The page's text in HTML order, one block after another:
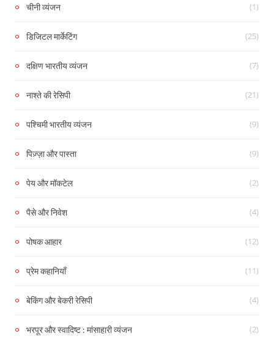
चीनी व्यंजन (1)
डिजिटल मार्केटिंग (25)
दक्षिण भारतीय व्यंजन (7)
नाश्ते की रेसिपी (21)
पश्चिमी भारतीय व्यंजन (9)
पिज़्ज़ा और पास्ता (9)
पेय और मॉकटेल (2)
पैसे और निवेश (4)
पोषक आहार (12)
प्रेम कहानियाँ (11)
बेकिंग और बेकरी रेसिपी (4)
भरपूर और स्वादिष्ट : मांसाहारी व्यंजन (2)